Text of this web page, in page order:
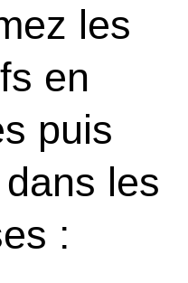
les
en
puis
les
: